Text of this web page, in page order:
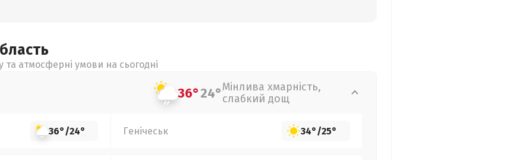
атмосферні умови на сьогодні
36°24°Мінлива хмарність,
слабкий дощ
36°/24° Генічеськ 34°/25°